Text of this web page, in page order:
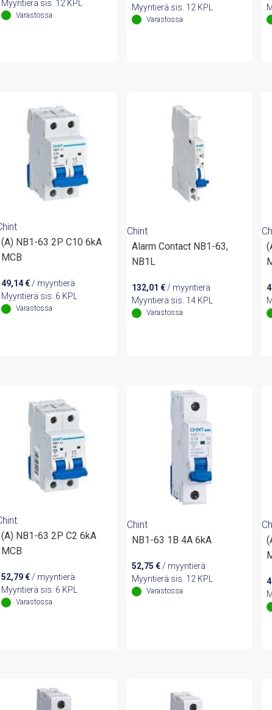
Myyntierä sis. 12 KPL
Varastossa
Myyntierä sis. 12 KPL
Varastossa
(A) NB1-63 2P C10 6kA
MCB
49,14€/ myyntierä
Myyntierä sis. 6 KPL
Varastossa
Chint
Alarm Contact NB1-63,
NB1L
132,01 €/ myyntierä
Myyntierä sis. 14 KPL
Varastossa
(A) NB1-63 2P C2 6kA
MCB
52,79€/ myyntierä
Myyntierä sis. 6 KPL
Varastossa
Chint
NB1-63 1B 4A 6kA
52,75 €/ myyntierä
Myyntierä sis. 12 KPL
Varastossa